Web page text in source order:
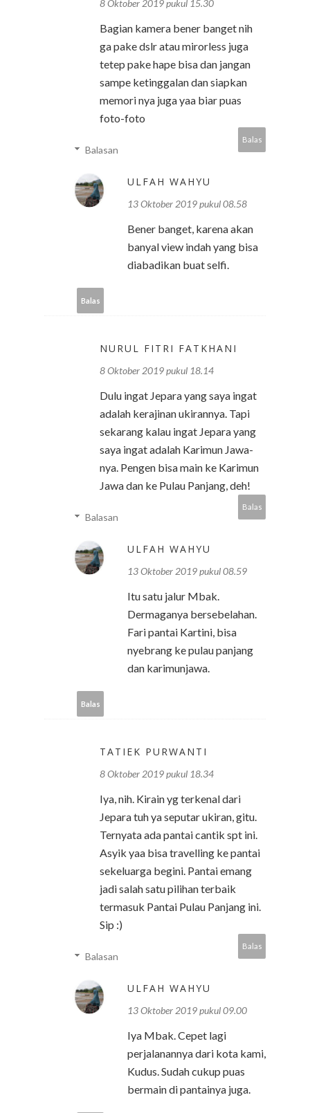
8 Oktober 2019 pukul 15.30
Bagian kamera bener banget nih
ga pake dslr atau mirorless juga
tetep pake hape bisa dan jangan
sampe ketinggalan dan siapkan
memori nya juga yaa biar puas
foto-foto
Balas
Balasan
ULFAH WAHYU
13 Oktober 2019 pukul 08.58
Bener banget, karena akan
banyal view indah yang bisa
diabadikan buat selfi.
Balas
NURUL FITRI FATKHANI
8 Oktober 2019 pukul 18.14
Dulu ingat Jepara yang saya ingat
adalah kerajinan ukirannya. Tapi
sekarang kalau ingat Jepara yang
saya ingat adalah Karimun Jawa-
nya. Pengen bisa main ke Karimun
Jawa dan ke Pulau Panjang, deh!
Balas
Balasan
ULFAH WAHYU
13 Oktober 2019 pukul 08.59
Itu satu jalur Mbak.
Dermaganya bersebelahan.
Fari pantai Kartini, bisa
nyebrang ke pulau panjang
dan karimunjawa.
Balas
TATIEK PURWANTI
8 Oktober 2019 pukul 18.34
Iya, nih. Kirain yg terkenal dari
Jepara tuh ya seputar ukiran, gitu.
Ternyata ada pantai cantik spt ini.
Asyik yaa bisa travelling ke pantai
sekeluarga begini. Pantai emang
jadi salah satu pilihan terbaik
termasuk Pantai Pulau Panjang ini.
Sip :)
Balas
Balasan
ULFAH WAHYU
13 Oktober 2019 pukul 09.00
Iya Mbak. Cepet lagi
perjalanannya dari kota kami,
Kudus. Sudah cukup puas
bermain di pantainya juga.